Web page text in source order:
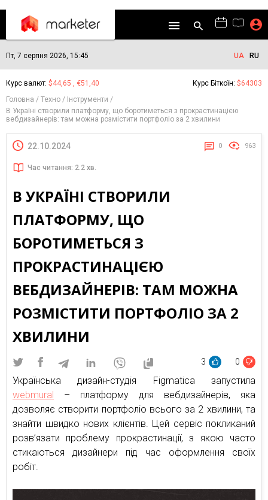
Пт, 7 серпня 2026, 15:45 UA RU
Курс валют: $44,65 , €51,40 Курс Біткоїн: $64303
Головна
Техно
Інструменти
В Україні створили платформу, що боротиметься з прокрастинацією
вебдизайнерів: там можна розмістити портфоліо за 2 хвилини
22.10.2024 0 963
Час читання: 2.2 хв.
В УКРАЇНІ СТВОРИЛИ
ПЛАТФОРМУ, ЩО
БОРОТИМЕТЬСЯ З
ПРОКРАСТИНАЦІЄЮ
ВЕБДИЗАЙНЕРІВ: ТАМ МОЖНА
РОЗМІСТИТИ ПОРТФОЛІО ЗА 2
ХВИЛИНИ
3 0
Українська дизайн-студія Figmatica запустила
webmural – платформу для вебдизайнерів, яка
дозволяє створити портфоліо всього за 2 хвилини, та
знайти швидко нових клієнтів. Цей сервіс покликаний
розв’язати проблему прокрастинації, з якою часто
стикаються дизайнери під час оформлення своїх
робіт.